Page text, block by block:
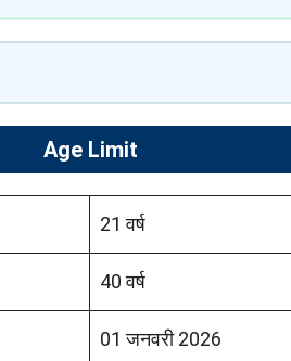
Age Limit
21 वर्ष
40 वर्ष
01 जनवरी 2026